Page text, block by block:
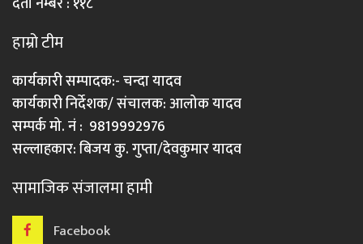
हाम्रो टीम
कार्यकारी सम्पादक:- चन्दा यादव
कार्यकारी निर्देशक/ संचालक: आलोक यादव
सम्पर्क मो. नं : 9819992976
सल्लाहकार: बिजय कु. गुप्ता/देवकुमार यादव
सामाजिक संजालमा हामी
Facebook